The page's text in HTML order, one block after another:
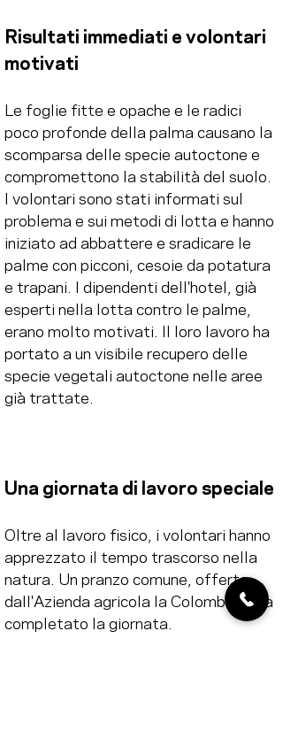
Risultati immediati e volontari
motivati
Le foglie fitte e opache e le radici
poco profonde della palma causano la
scomparsa delle specie autoctone e
compromettono la stabilità del suolo.
I volontari sono stati informati sul
problema e sui metodi di lotta e hanno
iniziato ad abbattere e sradicare le
palme con picconi, cesoie da potatura
e trapani. I dipendenti dell'hotel, già
esperti nella lotta contro le palme,
erano molto motivati. Il loro lavoro ha
portato a un visibile recupero delle
specie vegetali autoctone nelle aree
già trattate.
Una giornata di lavoro speciale
Oltre al lavoro fisico, i volontari hanno
apprezzato il tempo trascorso nella
natura. Un pranzo comune, offerto
dall'Azienda agricola la Colombera, ha
completato la giornata.